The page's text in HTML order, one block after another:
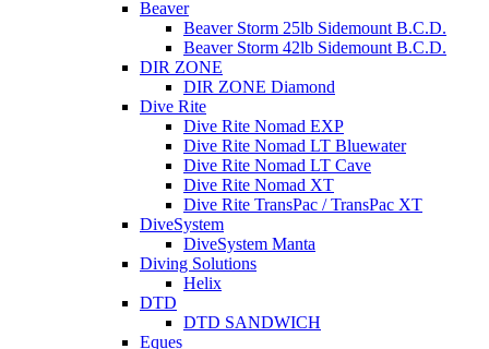
Beaver
Beaver Storm 25lb Sidemount B.C.D.
Beaver Storm 42lb Sidemount B.C.D.
DIR ZONE
DIR ZONE Diamond
Dive Rite
Dive Rite Nomad EXP
Dive Rite Nomad LT Bluewater
Dive Rite Nomad LT Cave
Dive Rite Nomad XT
Dive Rite TransPac / TransPac XT
DiveSystem
DiveSystem Manta
Diving Solutions
Helix
DTD
DTD SANDWICH
Eques